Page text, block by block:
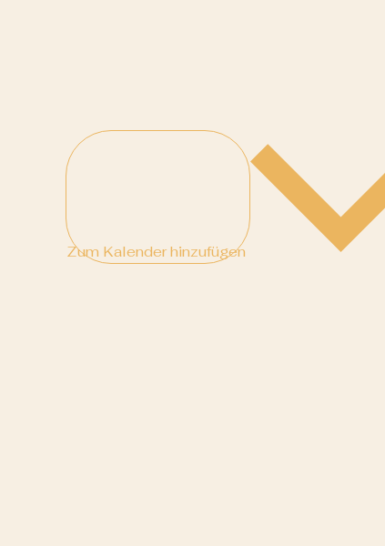
Zum Kalender hinzufügen